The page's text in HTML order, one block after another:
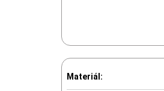
Materiál: